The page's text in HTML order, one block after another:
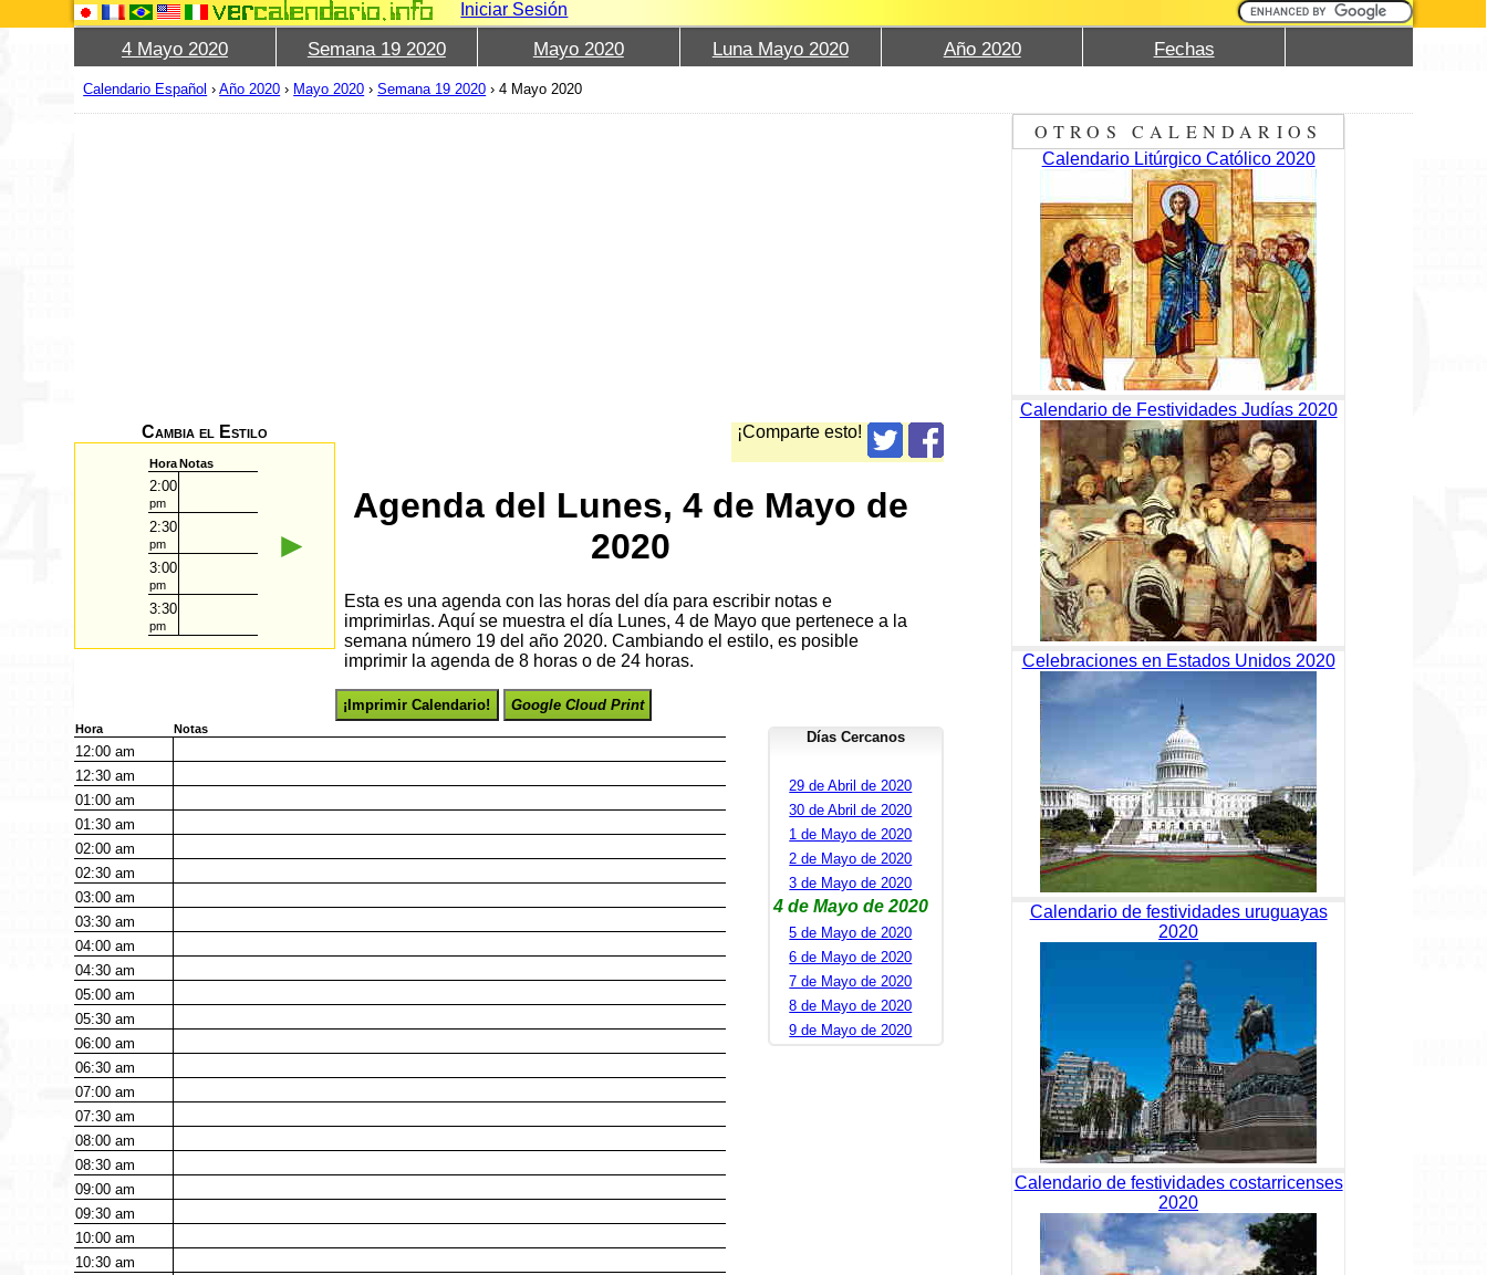
Iniciar Sesión
4 Mayo 2020 Semana 19 2020 Mayo 2020 Luna Mayo 2020 Año 2020 Fechas
Calendario Español ›Año 2020 › Mayo 2020 ›Semana 19 2020 ›4 Mayo 2020
¡Comparte esto!
Cambia el Estilo
HoraNotas
2:00
pm
2:30
pm
3:00
pm
3:30
pm
►
Agenda del Lunes, 4 de Mayo de
2020
Esta es una agenda con las horas del día para escribir notas e
imprimirlas. Aquí se muestra el día Lunes, 4 de Mayo que pertenece a la
semana número 19 del año 2020. Cambiando el estilo, es posible
imprimir la agenda de 8 horas o de 24 horas.
¡Imprimir Calendario! Google Cloud Print
Hora Notas
12:00am
12:30am
01:00am
01:30am
02:00am
02:30am
03:00am
03:30am
04:00am
04:30am
05:00am
05:30am
06:00am
06:30am
07:00am
07:30am
08:00am
08:30am
09:00am
09:30am
10:00am
10:30am
Días Cercanos
29 de Abril de 2020
30 de Abril de 2020
1 de Mayo de 2020
2 de Mayo de 2020
3 de Mayo de 2020
4 de Mayo de 2020
5 de Mayo de 2020
6 de Mayo de 2020
7 de Mayo de 2020
8 de Mayo de 2020
9 de Mayo de 2020
OTROS CALENDARIOS
Calendario Litúrgico Católico 2020
Calendario de Festividades Judías 2020
Celebraciones en Estados Unidos 2020
Calendario de festividades uruguayas
2020
Calendario de festividades costarricenses
2020